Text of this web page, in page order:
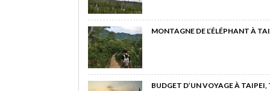
MONTAGNE DE L’ÉLÉPHANT À
BUDGET D’UN VOYAGE À